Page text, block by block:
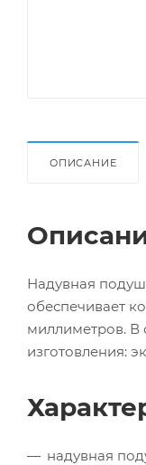
ОПИСАНИЕ
Надувная
обеспечивает
миллиметров. В
изготовления:
надувная